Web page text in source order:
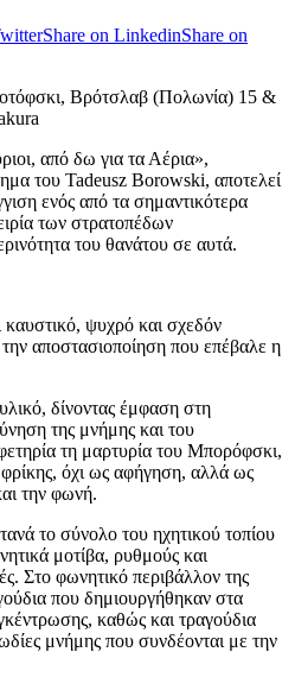
Share on LinkedinShare on
Βρότσλαβ (Πολωνία) 15 &
από δω για τα Αέρια»,
του Tadeusz Borowski, αποτελεί
ενός από τα σημαντικότερα
των στρατοπέδων
του θανάτου σε αυτά.
ψυχρό και σχεδόν
την αποστασιοποίηση που επέβαλε η
δίνοντας έμφαση στη
της μνήμης και του
τη μαρτυρία του Μπορόφσκι,
φρίκης, όχι ως αφήγηση, αλλά ως
την φωνή.
το σύνολο του ηχητικού τοπίου
μοτίβα, ρυθμούς και
Στο φωνητικό περιβάλλον της
που δημιουργήθηκαν στα
καθώς και τραγούδια
μνήμης που συνδέονται με την